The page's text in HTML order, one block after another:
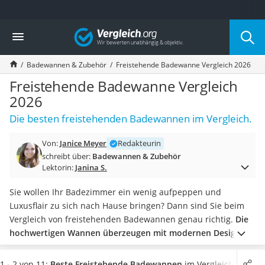
Die beliebtesten Vergleiche nach Kategorie
Wohnen
Matratzen-Topper
Matratzen
Konferenzlautsprecher
Tageslichtlampe
Badlüfter
Ergonomischer Bürostuhl
Außenleuchte mit Kamera
Ozongeneratoren
Konferenzmikrofon
Klappmatratze
Duschkopf mit Kalkfilter
Aktenvernichter Sicherheitsstufe 4
Bettgitter
Vergleich
Badewannen & Zubehör Freistehende Badewanne Vergleich 2026
Freistehende Badewanne Vergleich
2026
Die besten freistehenden Badewannen im Vergleich.
Von: Janice Meyer
Redakteurin
schreibt über: Badewannen & Zubehör
Lektorin: Janina S.
Sie wollen Ihr Badezimmer ein wenig aufpeppen und
Luxusflair zu sich nach Hause bringen? Dann sind Sie beim
Vergleich von freistehenden Badewannen genau richtig. Die
hochwertigen Wannen überzeugen mit modernen Designs
und lockern Ihr Badezimmer sicher auf. Zahlreiche Tests im
Internet haben ergeben, dass eine freistehende Badewanne